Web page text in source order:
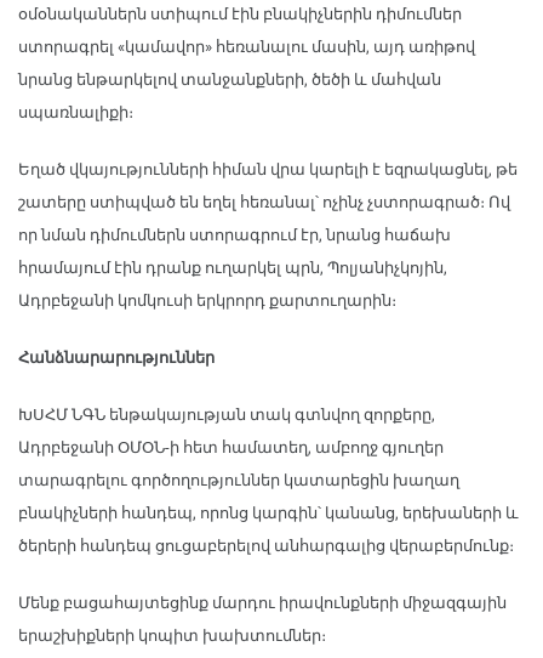
օմօնականներն ստիպում էին բնակիչներին դիմումներ
ստորագրել «կամավոր» հեռանալու մասին, այդ առիթով
նրանց ենթարկելով տանջանքների, ծեծի և մահվան
սպառնալիքի։
Եղած վկայությունների հիման վրա կարելի է եզրակացնել, թե
շատերը ստիպված են եղել հեռանալ՝ ոչինչ չստորագրած։ Ով
որ նման դիմումներն ստորագրում էր, նրանց հաճախ
հրամայում էին դրանք ուղարկել պրն, Պոլյանիչկոյին,
Ադրբեջանի կոմկուսի երկրորդ քարտուղարին։
Հանձնարարություններ
ԽՍՀՄ ՆԳՆ ենթակայության տակ գտնվող զորքերը,
Ադրբեջանի ՕՄՕՆ-ի հետ համատեղ, ամբողջ գյուղեր
տարագրելու գործողություններ կատարեցին խաղաղ
բնակիչների հանդեպ, որոնց կարգին՝ կանանց, երեխաների և
ծերերի հանդեպ ցուցաբերելով անհարգալից վերաբերմունք։
Մենք բացահայտեցինք մարդու իրավունքների միջազգային
երաշխիքների կոպիտ խախտումներ։